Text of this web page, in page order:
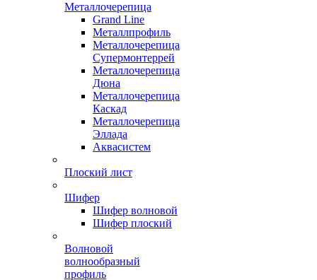
Металлочерепица
Grand Line
Металлпрофиль
Металлочерепица
Супермонтеррей
Металлочерепица
Дюна
Металлочерепица
Каскад
Металлочерепица
Эллада
Аквасистем
Плоский лист
Шифер
Шифер волновой
Шифер плоский
Волновой
волнообразный
профиль